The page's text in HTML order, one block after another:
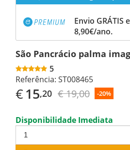
Envio GRÁTIS
8,90€/ano.
São Pancrácio palma
5
Referência: ST008465
€15,20 € 19,00 -20%
Disponibilidade Imediata